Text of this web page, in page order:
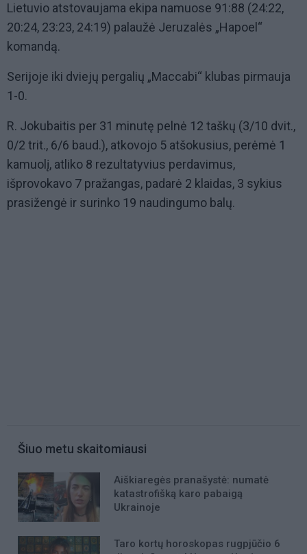
Lietuvio atstovaujama ekipa namuose 91:88 (24:22,
20:24, 23:23, 24:19) palaužė Jeruzalės „Hapoel“
komandą.
Serijoje iki dviejų pergalių „Maccabi“ klubas pirmauja
1-0.
R. Jokubaitis per 31 minutę pelnė 12 taškų (3/10 dvit.,
0/2 trit., 6/6 baud.), atkovojo 5 atšokusius, perėmė 1
kamuolį, atliko 8 rezultatyvius perdavimus,
išprovokavo 7 pražangas, padarė 2 klaidas, 3 sykius
prasižengė ir surinko 19 naudingumo balų.
Šiuo metu skaitomiausi
Aiškiaregės pranašystė: numatė
katastrofišką karo pabaigą
Ukrainoje
Taro kortų horoskopas rugpjūčio 6